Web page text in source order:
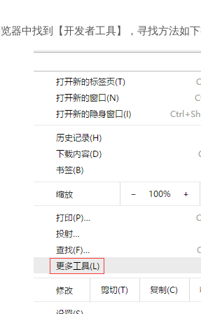
器中找到【开发者工具】，寻找方法如